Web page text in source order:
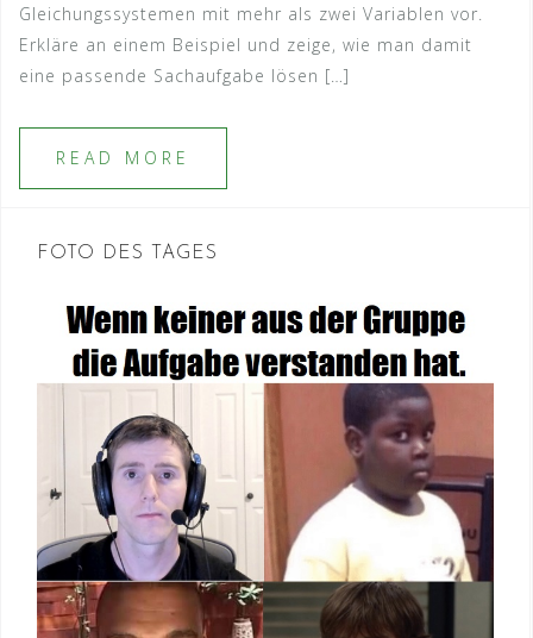
Gleichungssystemen mit mehr als zwei Variablen vor.
Erkläre an einem Beispiel und zeige, wie man damit
eine passende Sachaufgabe lösen […]
READ MORE
FOTO DES TAGES